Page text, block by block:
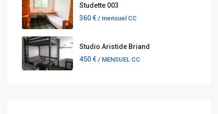
Studette 003
360 € / mensuel CC
Studio Aristide Briand
450 € / MENSUEL CC